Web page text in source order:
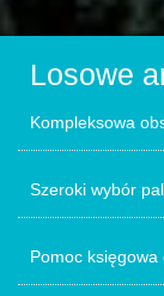
Losowe
Kompleksowa
Szeroki wybór
Pomoc